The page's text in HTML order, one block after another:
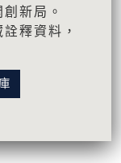
新局。
釋資料，